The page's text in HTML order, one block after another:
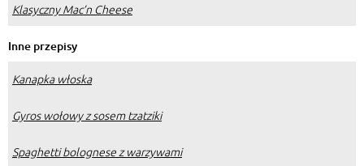
Klasyczny Mac’n Cheese
Inne przepisy
Kanapka włoska
Gyros wołowy z sosem tzatziki
Spaghetti bolognese z warzywami